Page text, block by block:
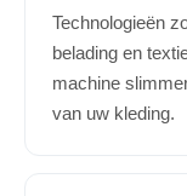
Technologieën
belading en
machine
van uw kleding.